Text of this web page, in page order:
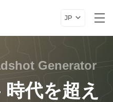
JP
Generator
時代を超え